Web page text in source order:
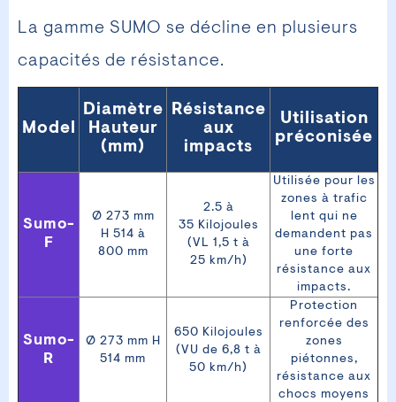
La gamme SUMO se décline en plusieurs
capacités de résistance.
Model
Diamètre
Hauteur
(mm)
Résistance
aux
impacts
Utilisation
préconisée
Sumo-
F
Ø 273 mm
H 514 à
800 mm
2.5 à
35 Kilojoules
(VL 1,5 t à
25 km/h)
Utilisée pour les
zones à trafic
lent qui ne
demandent pas
une forte
résistance aux
impacts.
Sumo-
R
Ø 273 mm H
514 mm
650 Kilojoules
(VU de 6,8 t à
50 km/h)
Protection
renforcée des
zones
piétonnes,
résistance aux
chocs moyens